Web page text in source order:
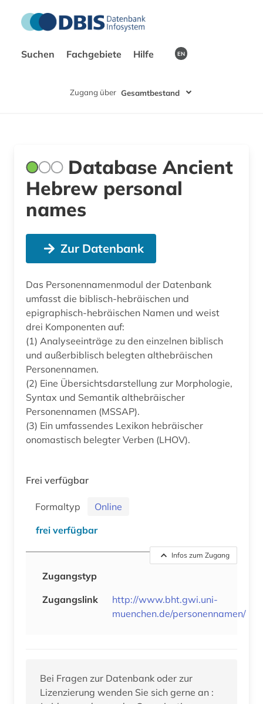
Suchen Fachgebiete Hilfe EN
Zugang über Gesamtbestand
Database Ancient
Hebrew personal
names
Zur Datenbank
Das Personennamenmodul der Datenbank
umfasst die biblisch-hebräischen und
epigraphisch-hebräischen Namen und weist
drei Komponenten auf:
(1) Analyseeinträge zu den einzelnen biblisch
und außerbiblisch belegten althebräischen
Personennamen.
(2) Eine Übersichtsdarstellung zur Morphologie,
Syntax und Semantik althebräischer
Personennamen (MSSAP).
(3) Ein umfassendes Lexikon hebräischer
onomastisch belegter Verben (LHOV).
Frei verfügbar
Formaltyp
Online
frei verfügbar
Infos zum Zugang
Zugangstyp
Zugangslink
http://www.bht.gwi.uni-
muenchen.de/personennamen/
Bei Fragen zur Datenbank oder zur
Lizenzierung wenden Sie sich gerne an :